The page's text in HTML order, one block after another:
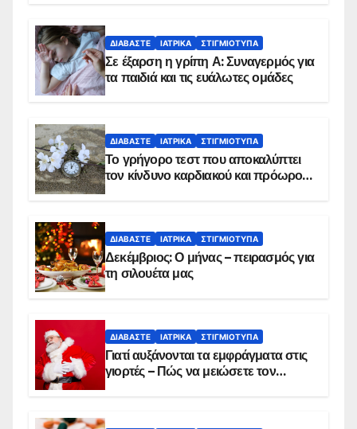
ΔΙΑΒΆΣΤΕ ΙΑΤΡΙΚΆ ΣΤΙΓΜΙΌΤΥΠΑ
Σε έξαρση η γρίπη Α: Συναγερμός για
τα παιδιά και τις ευάλωτες ομάδες
ΔΙΑΒΆΣΤΕ ΙΑΤΡΙΚΆ ΣΤΙΓΜΙΌΤΥΠΑ
Το γρήγορο τεστ που αποκαλύπτει
τον κίνδυνο καρδιακού και πρόωρου
ΔΙΑΒΆΣΤΕ ΙΑΤΡΙΚΆ ΣΤΙΓΜΙΌΤΥΠΑ
Δεκέμβριος: Ο μήνας – πειρασμός για
τη σιλουέτα μας
ΔΙΑΒΆΣΤΕ ΙΑΤΡΙΚΆ ΣΤΙΓΜΙΌΤΥΠΑ
Γιατί αυξάνονται τα εμφράγματα στις
γιορτές – Πώς να μειώσετε τον